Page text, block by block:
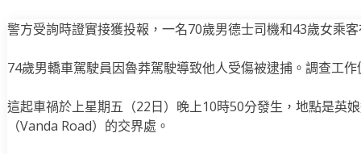
警方受詢時證實接獲投報，一名70歲男德士司機和43歲女乘
74歲男轎車駕駛員因魯莽駕駛導致他人受傷被逮捕。調查工
這起車禍於上星期五（22日）晚上10時50分發生，地點是英
（Vanda Road）的交界處。